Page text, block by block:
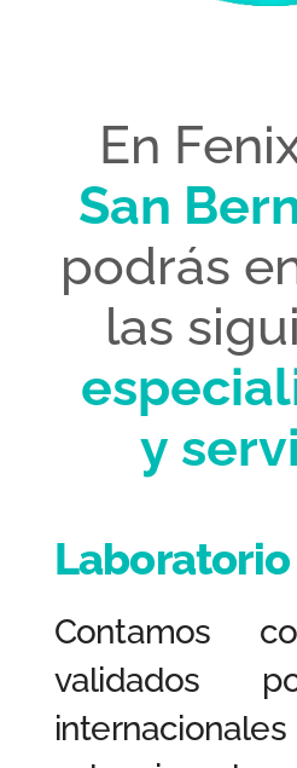
En
San
podrás
las
y
Laboratorio
Contamos
validados